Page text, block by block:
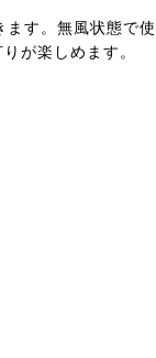
す。無風状態で使
が楽しめます。